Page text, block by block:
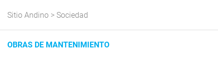
Sitio Andino > Sociedad
OBRAS DE MANTENIMIENTO